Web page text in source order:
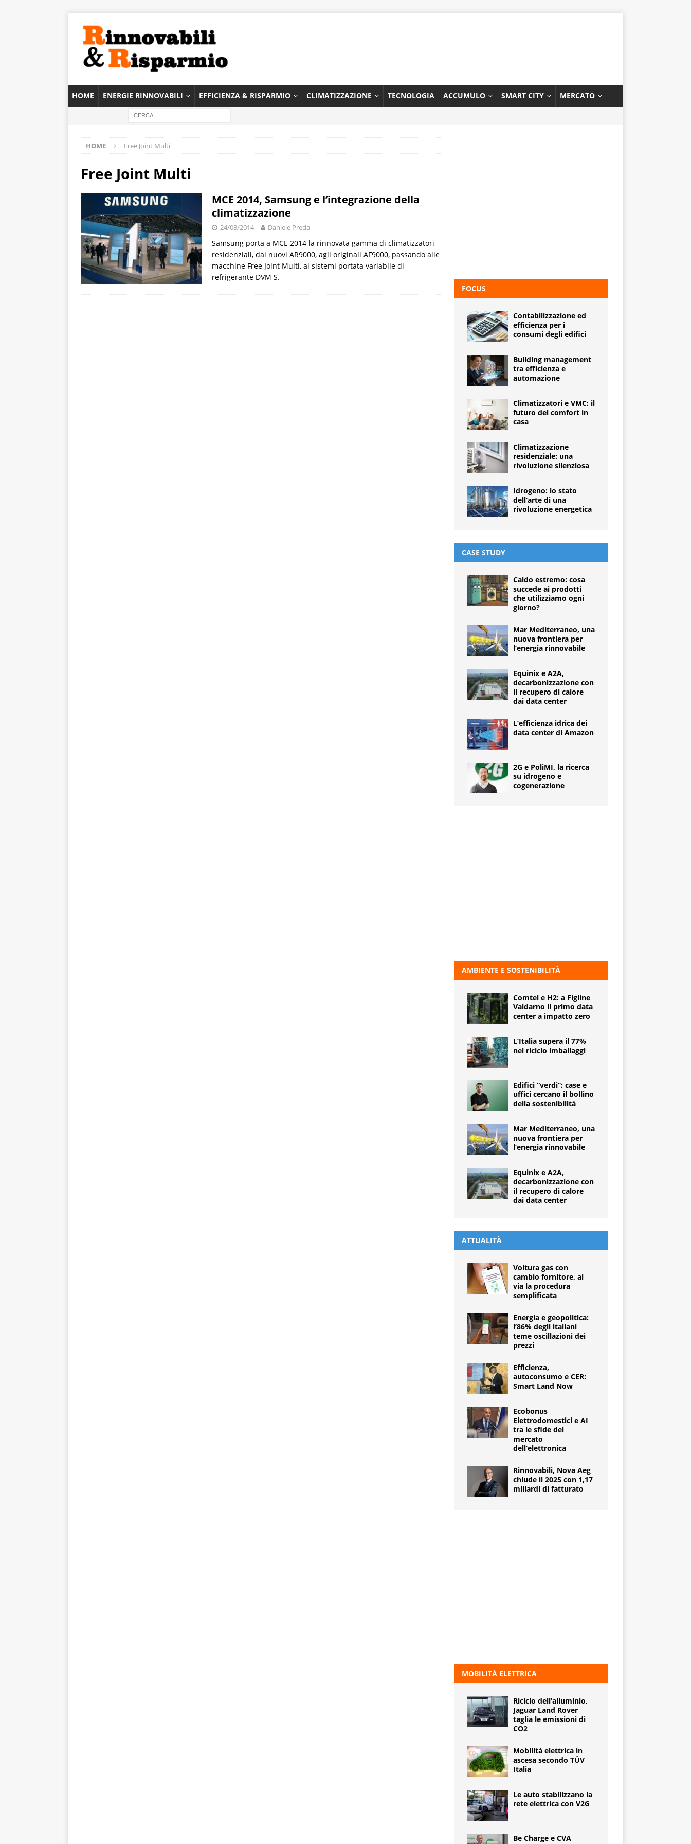
HOME ENERGIE RINNOVABILI EFFICIENZA & RISPARMIO CLIMATIZZAZIONE TECNOLOGIA ACCUMULO SMART CITY MERCATO
HOME Free Joint Multi
Free Joint Multi
MCE 2014, Samsung e l’integrazione della
climatizzazione
24/03/2014 Daniele Preda
Samsung porta a MCE 2014 la rinnovata gamma di climatizzatori
residenziali, dai nuovi AR9000, agli originali AF9000, passando alle
macchine Free Joint Multi, ai sistemi portata variabile di
refrigerante DVM S.
FOCUS
Contabilizzazione ed
efficienza per i
consumi degli edifici
Building management
tra efficienza e
automazione
Climatizzatori e VMC: il
futuro del comfort in
casa
Climatizzazione
residenziale: una
rivoluzione silenziosa
Idrogeno: lo stato
dell’arte di una
rivoluzione energetica
CASE STUDY
Caldo estremo: cosa
succede ai prodotti
che utilizziamo ogni
giorno?
Mar Mediterraneo, una
nuova frontiera per
l’energia rinnovabile
Equinix e A2A,
decarbonizzazione con
il recupero di calore
dai data center
L’efficienza idrica dei
data center di Amazon
2G e PoliMI, la ricerca
su idrogeno e
cogenerazione
AMBIENTE E SOSTENIBILITÀ
Comtel e H2: a Figline
Valdarno il primo data
center a impatto zero
L’Italia supera il 77%
nel riciclo imballaggi
Edifici “verdi”: case e
uffici cercano il bollino
della sostenibilità
Mar Mediterraneo, una
nuova frontiera per
l’energia rinnovabile
Equinix e A2A,
decarbonizzazione con
il recupero di calore
dai data center
ATTUALITÀ
Voltura gas con
cambio fornitore, al
via la procedura
semplificata
Energia e geopolitica:
l’86% degli italiani
teme oscillazioni dei
prezzi
Efficienza,
autoconsumo e CER:
Smart Land Now
Ecobonus
Elettrodomestici e AI
tra le sfide del
mercato
dell’elettronica
Rinnovabili, Nova Aeg
chiude il 2025 con 1,17
miliardi di fatturato
MOBILITÀ ELETTRICA
Riciclo dell’alluminio,
Jaguar Land Rover
taglia le emissioni di
CO2
Mobilità elettrica in
ascesa secondo TÜV
Italia
Le auto stabilizzano la
rete elettrica con V2G
Be Charge e CVA